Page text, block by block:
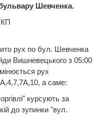
Шевченка.
КП
рух по бул. Шевченка
Вишневецького з 05:00
рух
а саме:
курсують за
до зупинки "вул.